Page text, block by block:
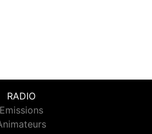
RADIO
Emissions